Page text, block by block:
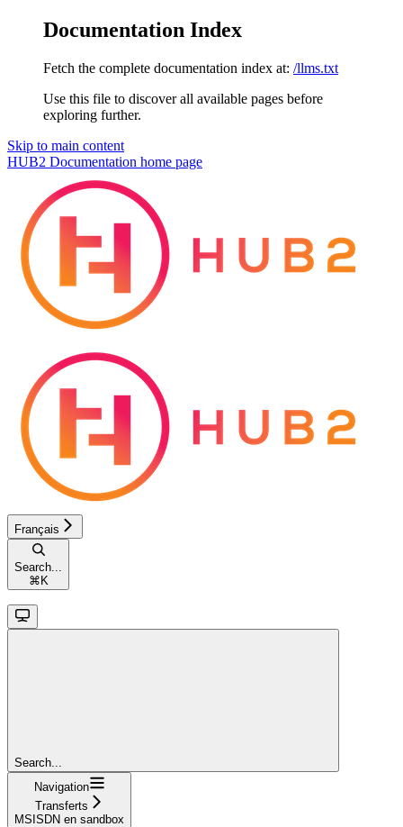
Documentation Index
Fetch the complete documentation index at: /llms.txt
Use this file to discover all available pages before
exploring further.
Skip to main content
HUB2 Documentation home page
Français
Search...
⌘ K
Search...
Navigation
Transferts
MSISDN en sandbox